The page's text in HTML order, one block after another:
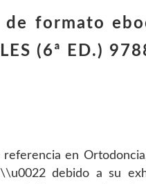
formato
(6ª ED.)
en
debido a su